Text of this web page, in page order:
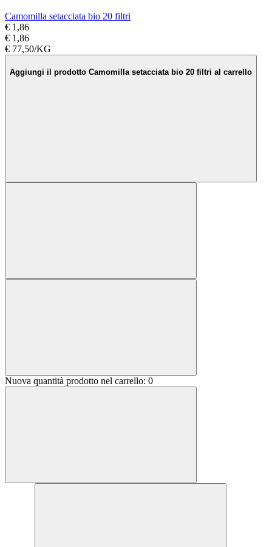
Camomilla setacciata bio 20 filtri
€ 1,86
€ 1,86
€ 77,50/KG
Aggiungi il prodotto Camomilla setacciata bio 20 filtri al carrello
Nuova quantità prodotto nel carrello: 0